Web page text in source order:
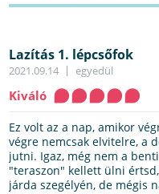
Lazítás 1. lépcsőfok
2021.09.14 egyedül
Kiváló
Ez volt az a nap, amikor
végre nemcsak elvitelre, a
jutni. Igaz, még nem a
"teraszon" kellett ülni
járda szegélyén, de mégis